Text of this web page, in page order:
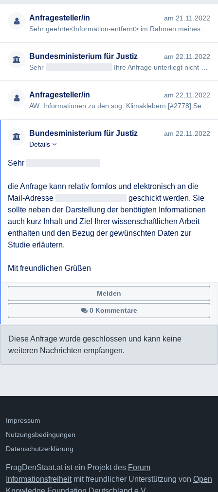
Anfragesteller/in
am 21.11.2022
Bundesministerium für Justiz
am 22.11.2022
Sehr
Ihre Anfrage unterliegt nicht dem Auskunftspflichtgesetz, weil sich die von Ihnen gew…
Anfragesteller/in
am 22.11.2022
Bundesministerium für Justiz
am 22.11.2022
Details
Sehr
die Anfrage kann relativ formlos und elektronisch an die
Mail-Adresse
geschickt werden. Sie
sollte neben der Darstellung der benötigten Informationen
auch kurz Inhalt und Ziel Ihrer wissenschaftlichen Arbeit
enthalten und den Bezug der gewünschten Daten zur
Studie erläutern.
Mit freundlichen Grüßen
0 Kommentare
Melden
Diese Anfrage wurde geschlossen und kann keine
weiteren Nachrichten empfangen.
Impressum
Nutzungsbedingungen
Datenschutzerklärung
FragDenStaat.at ist ein Projekt des Forum
Informationsfreiheitmit freundlicher Unterstützung von Open